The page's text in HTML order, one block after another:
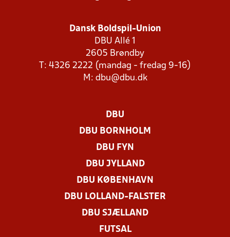
Dansk Boldspil-Union
DBU Allé 1
2605 Brøndby
T: 4326 2222 (mandag - fredag 9-16)
M: dbu@dbu.dk
DBU
DBU BORNHOLM
DBU FYN
DBU JYLLAND
DBU KØBENHAVN
DBU LOLLAND-FALSTER
DBU SJÆLLAND
FUTSAL